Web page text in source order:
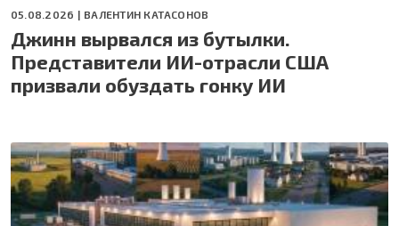
05.08.2026 | ВАЛЕНТИН КАТАСОНОВ
Джинн вырвался из бутылки.
Представители ИИ-отрасли США
призвали обуздать гонку ИИ